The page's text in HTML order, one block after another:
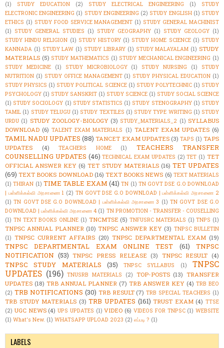
(1)
STUDY EDUCATION (2) STUDY ELECTRICAL ENGINEERING (1)
STUDY
ELECTRONIC ENGINEERING (1) STUDY ENGINEERING (2) STUDY ENGLISH (1) STUDY
ETHICS (1) STUDY FOOD SERVICE MANAGEMENT (1) STUDY GENERAL MACHINIST
(1) STUDY GENERAL STUDIES (1) STUDY GEOGRAPHY (1) STUDY GEOLOGY (1)
STUDY HINDU RELIGION (1) STUDY HISTORY (1) STUDY HOME SCIENCE (1) STUDY
KANNADA (1) STUDY LAW (1) STUDY LIBRARY (1) STUDY MALAYALAM (1) STUDY
MATERIALS (5) STUDY MATHEMATICS (1) STUDY MECHANICAL ENGINEERING (1)
STUDY MEDICINE
(1) STUDY MICROBIOLOGY (1) STUDY NURSING (1)
STUDY
NUTRITION (1) STUDY OFFICE MANAGEMENT (1) STUDY PHYSICAL EDUCATION (1)
STUDY PHYSICS (1) STUDY POLITICAL SCIENCE (1) STUDY POLYTECHNIC (1) STUDY
PSYCHOLOGY (1) STUDY SANSKRIT (1) STUDY SCIENCE (1) STUDY SOCIAL SCIENCE
(1) STUDY SOCIOLOGY (1) STUDY STATISTICS (1) STUDY STENOGRAPHY (1) STUDY
TAMIL (1) STUDY TELUGU (1) STUDY TEXTILES (1) STUDY TYPE WRITING (1) STUDY
URDU (1) STUDY ZOOLOGY-BIOLOGY (3) STUDY_MATERIALS_2 (1) SYLLABUS
DOWNLOAD (6) TALENT EXAM MATERIALS (1) TALENT EXAM UPDATES (6)
TAMIL NADU UPDATES (88) TANCET EXAM UPDATES (3) TAPS (1) TAPS
UPDATES
(4) TEACHERS HOME (1)
TEACHERS TRANSFER
COUNSELLING UPDATES (46) TECHNICAL EXAM UPDATES (2) TET (1) TET
OFFICIAL ANSWER KEY (6) TET STUDY MATERIALS (16) TET UPDATES
(69) TEXT BOOKS DOWNLOAD (16) TEXT BOOKS NEWS (6) TEXT MATERIALS
(1) THIRAN (1) TIME TABLE EXAM (41) TN (1) TN GOVT DSE G.O DOWNLOAD
| பள்ளிக்கல்வி அரசாணை 1 (2) TN GOVT DSE G.O DOWNLOAD | பள்ளிக்கல்வி அரசாணை 2
(1) TN GOVT DSE G.O DOWNLOAD | பள்ளிக்கல்வி அரசாணை 3 (1) TN GOVT DSE G.O
DOWNLOAD | பள்ளிக்கல்வி அரசாணை 4 (1) TN PROMOTION - TRANSFER - COUSELLING
(1) TN TEXT BOOKS ONLINE (1) TNCMTSE (5) TNFUSRC MATERIALS (1) TNPS (1)
TNPSC ANNUAL PLANNER (10) TNPSC ANSWER KEY (3) TNPSC BULLETIN
(1) TNPSC CURRENT AFFAIRS (20) TNPSC DEPARTMENTAL EXAM (19)
TNPSC DEPARTMENTAL EXAM ONLINE TEST (61)
TNPSC
NOTIFICATION (53) TNPSC PRESS RELEASE (3) TNPSC RESULT (4)
TNPSC STUDY MATERIALS (35) TNPSC SYLLABUS (1)
TNPSC
UPDATES (196) TNUSRB MATERIALS (2) TOP-POSTS (13) TRANSFER
UPDATES (18) TRB ANNUAL PLANNER (7) TRB ANSWER KEY (4) TRB BEO
(2) TRB NOTIFICATIONS (30) TRB RESULT (7) TRB SPECIAL TEACHERS (1)
TRB STUDY MATERIALS (3) TRB UPDATES (161) TRUST EXAM (4) TTSE
(2) UGC NEWS (4) UPS UPDATES (1) VIDEO (6) VIDEOS FOR TNPSC (1) WEBSITE
(1) What's New. (1) WHATSAPP UPLOAD 2023 (2) எப்படி ? (1)
LABELS